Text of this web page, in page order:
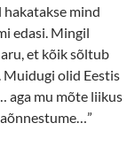
mind
edasi. Mingil
et kõik sõltub
Muidugi olid Eestis
aga mu mõte liikus